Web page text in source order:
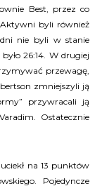
Best, przez co
byli również
nie byli w stanie
26:14. W drugiej
przewagę,
zmniejszyli ją
przywracali ją
Ostatecznie
na 13 punktów
Pojedyncze